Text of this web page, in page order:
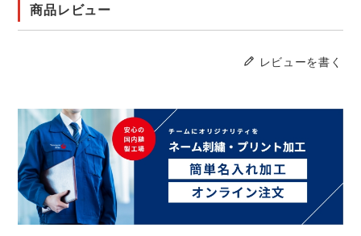
商品レビュー
レビューを書く